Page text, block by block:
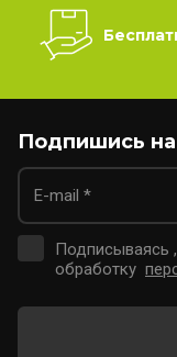
Подпишись
Подписываясь
обработку